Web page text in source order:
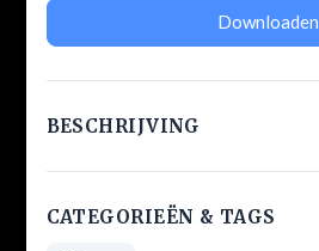
Downloaden
BESCHRIJVING
CATEGORIEËN & TAGS